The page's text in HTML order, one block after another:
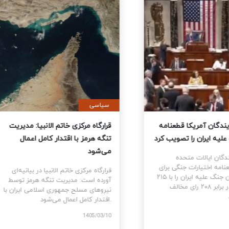
آمریکا قطعنامه
جنگ علیه ایران را تصویب کرد
ایالات متحده
قطعنامه اختیارات جنگی برای
رای موافق در برابر ۲۰۸ رای مخالف
سیاسی
قرارگاه مرکزی خاتم الانبیا:
تنگه هرمز با اقتدار کامل اعمال
می‌شود
قرارگاه مرکزی خاتم الانبیا در
آورده است: مدیریت تنگه هرمز
نیروهای مسلح جمهوری اسلامی
1405/03/10